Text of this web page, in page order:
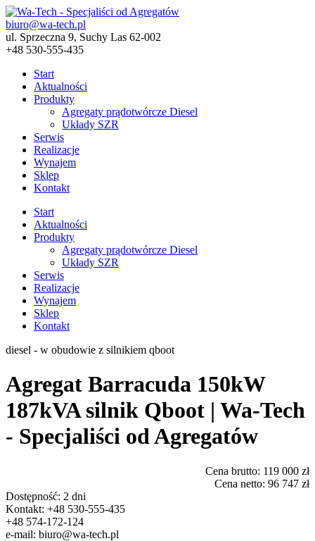
biuro@wa-tech.pl
ul. Sprzeczna 9, Suchy Las 62-002
+48 530-555-435
Start
Aktualności
Produkty
Agregaty prądotwórcze Diesel
Układy SZR
Serwis
Realizacje
Wynajem
Sklep
Kontakt
Start
Aktualności
Produkty
Agregaty prądotwórcze Diesel
Układy SZR
Serwis
Realizacje
Wynajem
Sklep
Kontakt
diesel - w obudowie z silnikiem qboot
Agregat Barracuda 150kW
187kVA silnik Qboot | Wa-Tech
- Specjaliści od Agregatów
Cena brutto: 119 000 zł
Cena netto: 96 747 zł
Dostępność: 2 dni
Kontakt: +48 530-555-435
+48 574-172-124
e-mail: biuro@wa-tech.pl